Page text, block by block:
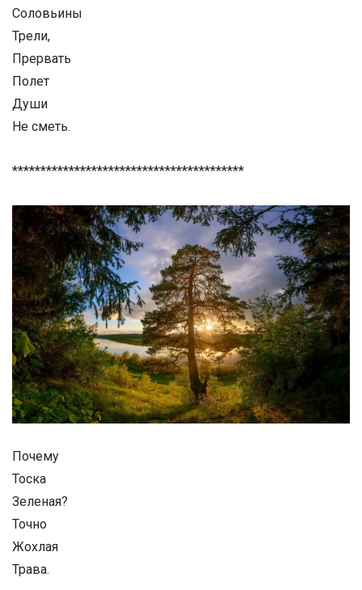
Соловьины
Трели,
Прервать
Полет
Души
Не сметь.
*****************************************
Почему
Тоска
Зеленая?
Точно
Жохлая
Трава.